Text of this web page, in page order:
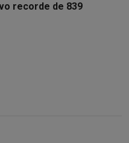
recorde de 839